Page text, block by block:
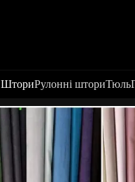
ШториРулонні шториТюль